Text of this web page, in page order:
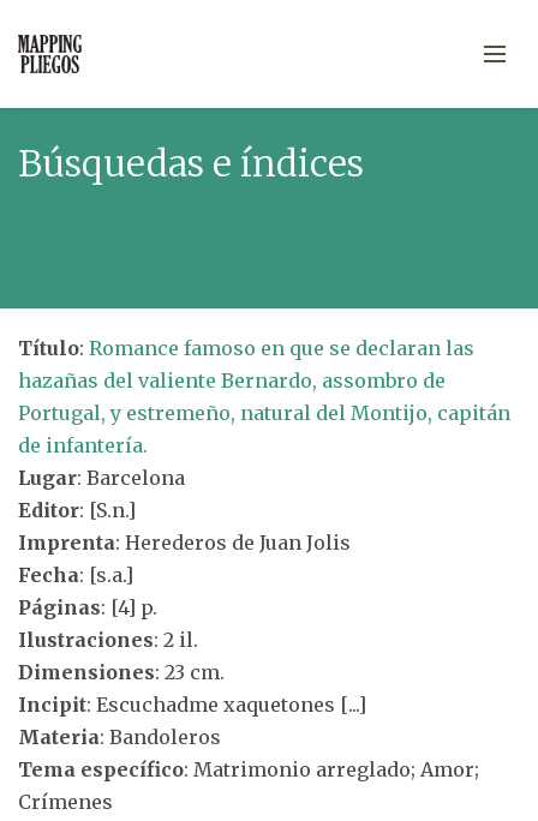
Búsquedas e índices
Título: Romance famoso en que se declaran las
hazañas del valiente Bernardo, assombro de
Portugal, y estremeño, natural del Montijo, capitán
de infantería.
Lugar: Barcelona
Editor: [S.n.]
Imprenta: Herederos de Juan Jolis
Fecha: [s.a.]
Páginas: [4] p.
Ilustraciones: 2 il.
Dimensiones: 23 cm.
Incipit: Escuchadme xaquetones [...]
Materia: Bandoleros
Tema específico: Matrimonio arreglado; Amor;
Crímenes